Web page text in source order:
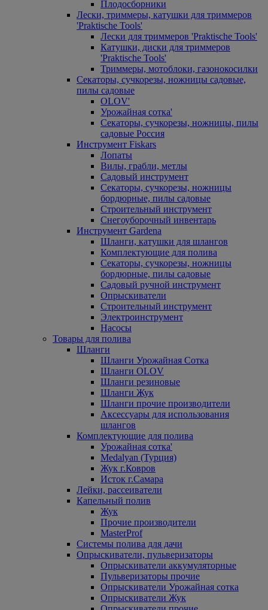
Плодосборники
Лески, триммеры, катушки для триммеров
'Praktische Tools'
Лески для триммеров 'Praktische Tools'
Катушки, диски для триммеров
'Praktische Tools'
Триммеры, мотоблоки, газонокосилки
Секаторы, сучкорезы, ножницы садовые,
пилы садовые
OLOV'
Урожайная сотка'
Секаторы, сучкорезы, ножницы, пилы
садовые Россия
Инструмент Fiskars
Лопаты
Вилы, грабли, метлы
Садовый инструмент
Секаторы, сучкорезы, ножницы
бордюрные, пилы садовые
Строительный инструмент
Снегоуборочный инвентарь
Инструмент Gardena
Шланги, катушки для шлангов
Комплектующие для полива
Секаторы, сучкорезы, ножницы
бордюрные, пилы садовые
Садовый ручной инструмент
Опрыскиватели
Строительный инструмент
Электроинструмент
Насосы
Товары для полива
Шланги
Шланги Урожайная Сотка
Шланги OLOV
Шланги резиновые
Шланги Жук
Шланги прочие производители
Аксессуары для использования
шлангов
Комплектующие для полива
Урожайная сотка'
Medalyan (Турция)
Жук г.Ковров
Исток г.Самара
Лейки, рассеиватели
Капельный полив
Жук
Прочие производители
MasterProf
Системы полива для дачи
Опрыскиватели, пульверизаторы
Опрыскиватели аккумуляторные
Пульверизаторы прочие
Опрыскиватели Урожайная сотка
Опрыскиватели Жук